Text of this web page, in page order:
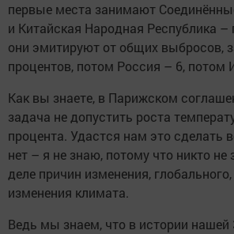
первые места занимают
и Китайская Народная Республика –
они эмитируют от общих выбросов,
процентов, потом Россия – 6, потом
Как вы знаете, в Парижском
задача не допустить роста
процента. Удастся нам это сделать
нет – я не знаю, потому что никто не
деле причин изменения,
изменения климата.
Ведь мы знаем, что в истории